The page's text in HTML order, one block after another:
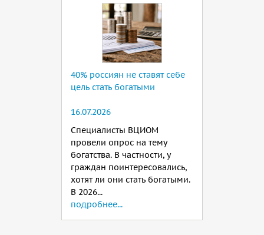
40% россиян не ставят себе
цель стать богатыми
16.07.2026
Специалисты ВЦИОМ
провели опрос на тему
богатства. В частности, у
граждан поинтересовались,
хотят ли они стать богатыми.
В 2026...
подробнее...